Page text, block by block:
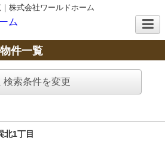
株式会社ワールドホーム
件一覧
検索条件を変更
北1丁目